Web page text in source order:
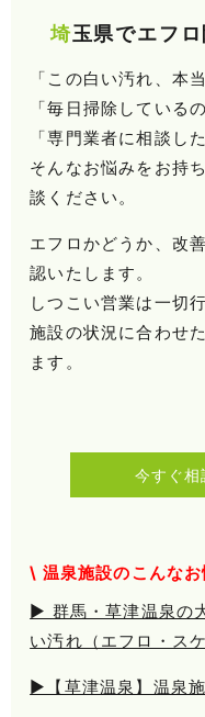
埼玉県でエフ
「この白い汚れ、本
「毎日掃除している
「専門業者に相談し
そんなお悩みをお持
談ください。
エフロかどうか、改
認いたします。
しつこい営業は一切
施設の状況に合わせ
ます。
今すぐ相
\ 温泉施設のこんな
▶ 群馬・草津温泉の
い汚れ（エフロ・ス
▶【草津温泉】温泉